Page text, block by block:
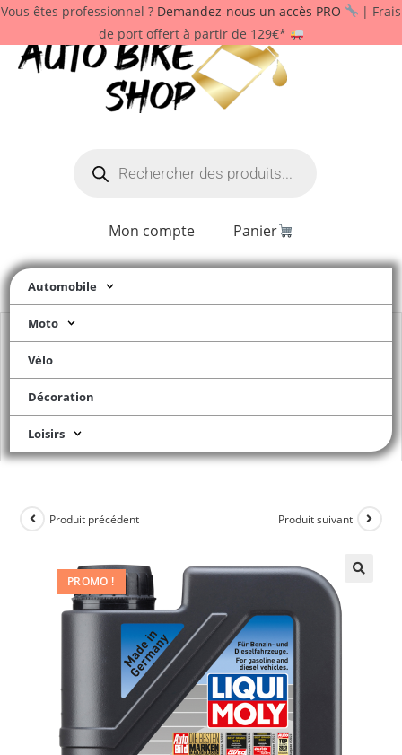
Vous êtes professionnel ? Demandez-nous un accès PRO
| Frais
de port offert à partir de 129€*
Mon compte Panier
Automobile
Moto
Vélo
Décoration
Loisirs
PROMO !
Produit précédent Produit suivant